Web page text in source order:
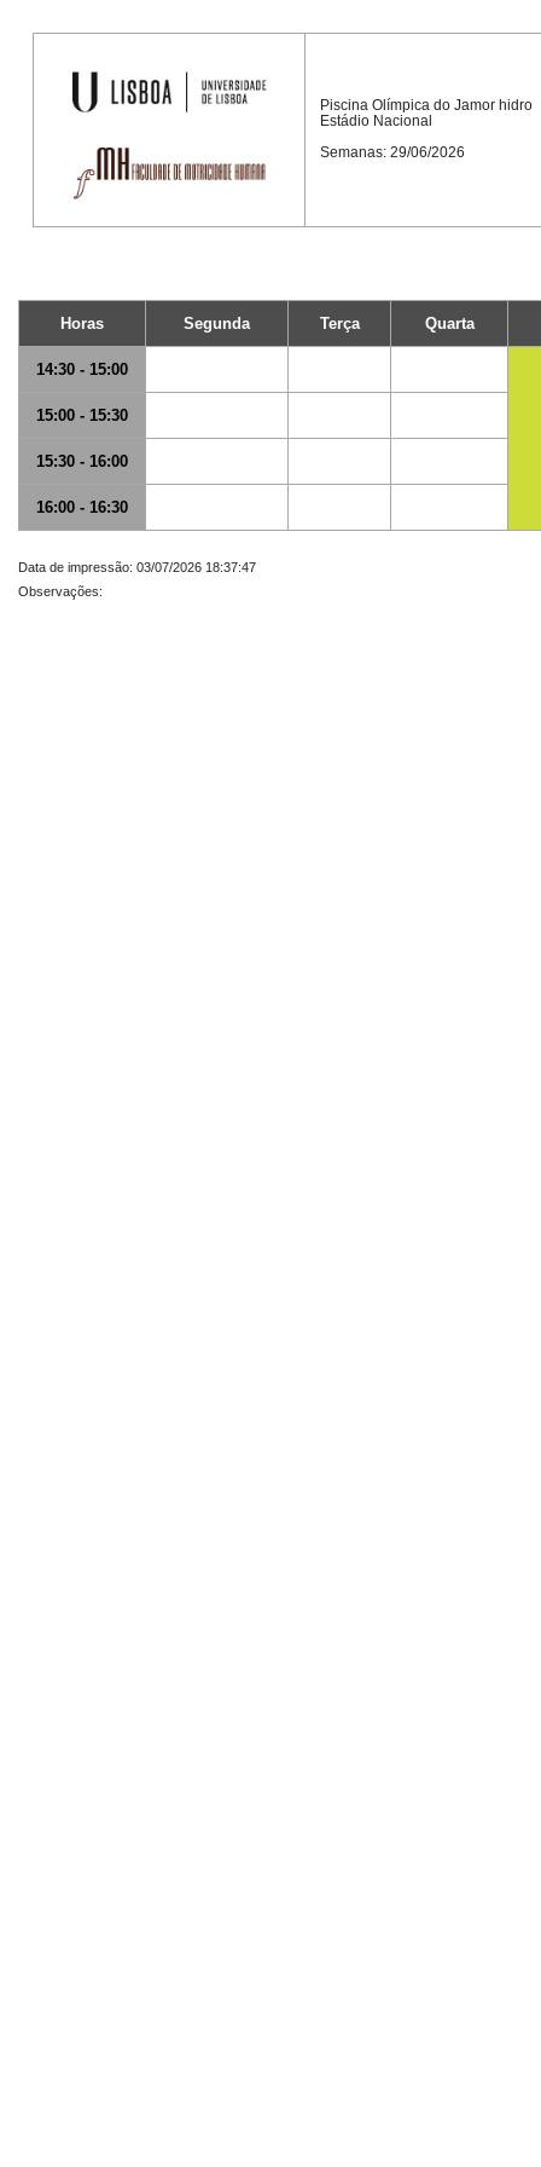
Piscina Olímpica do Jamor hidro
Estádio Nacional
Semanas: 29/06/2026
Horas Segunda Terça Quarta
14:30 - 15:00
15:00 - 15:30
15:30 - 16:00
16:00 - 16:30
Data de impressão: 03/07/2026 18:37:47
Observações: